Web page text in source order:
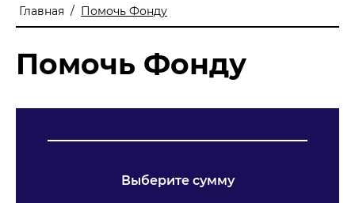
Клуб меценатов
АФИША
НОВОСТИ
ПАРТНЕРЫ
Главная / Помочь Фонду
Помочь Фонду
Выберите сумму